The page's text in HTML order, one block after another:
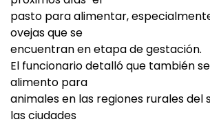
pasto para alimentar,
ovejas que se
encuentran en etapa de gestación.
El funcionario detalló que también
alimento para
animales en las regiones rurales del
las ciudades